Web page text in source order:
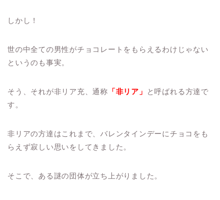
しかし！
世の中全ての男性がチョコレートをもらえるわけじゃない
というのも事実。
そう、それが非リア充、通称 「非リア」
と呼ばれる方達で
す。
非リアの方達はこれまで、バレンタインデーにチョコをも
らえず寂しい思いをしてきました。
そこで、ある謎の団体が立ち上がりました。